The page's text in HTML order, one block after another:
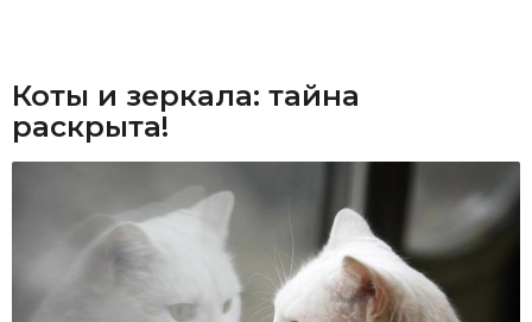
Коты и зеркала: тайна
раскрыта!